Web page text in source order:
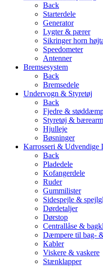
Back
Starterdele
Generator
Lygter & pærer
Sikringer horn
Speedometer
Antenner
Bremsesystem
Back
Bremsedele
Undervogn & Styretøj
Back
Fjedre &
Styretøj &
Hjulleje
Bøsninger
Karrosseri & Udvendige
Back
Pladedele
Kofangerdele
Ruder
Gummilister
Sidespejle &
Dørdetaljer
Dørstop
Centrallåse &
Dæmpere til bag-
Kabler
Viskere & vaskere
Stænklapper